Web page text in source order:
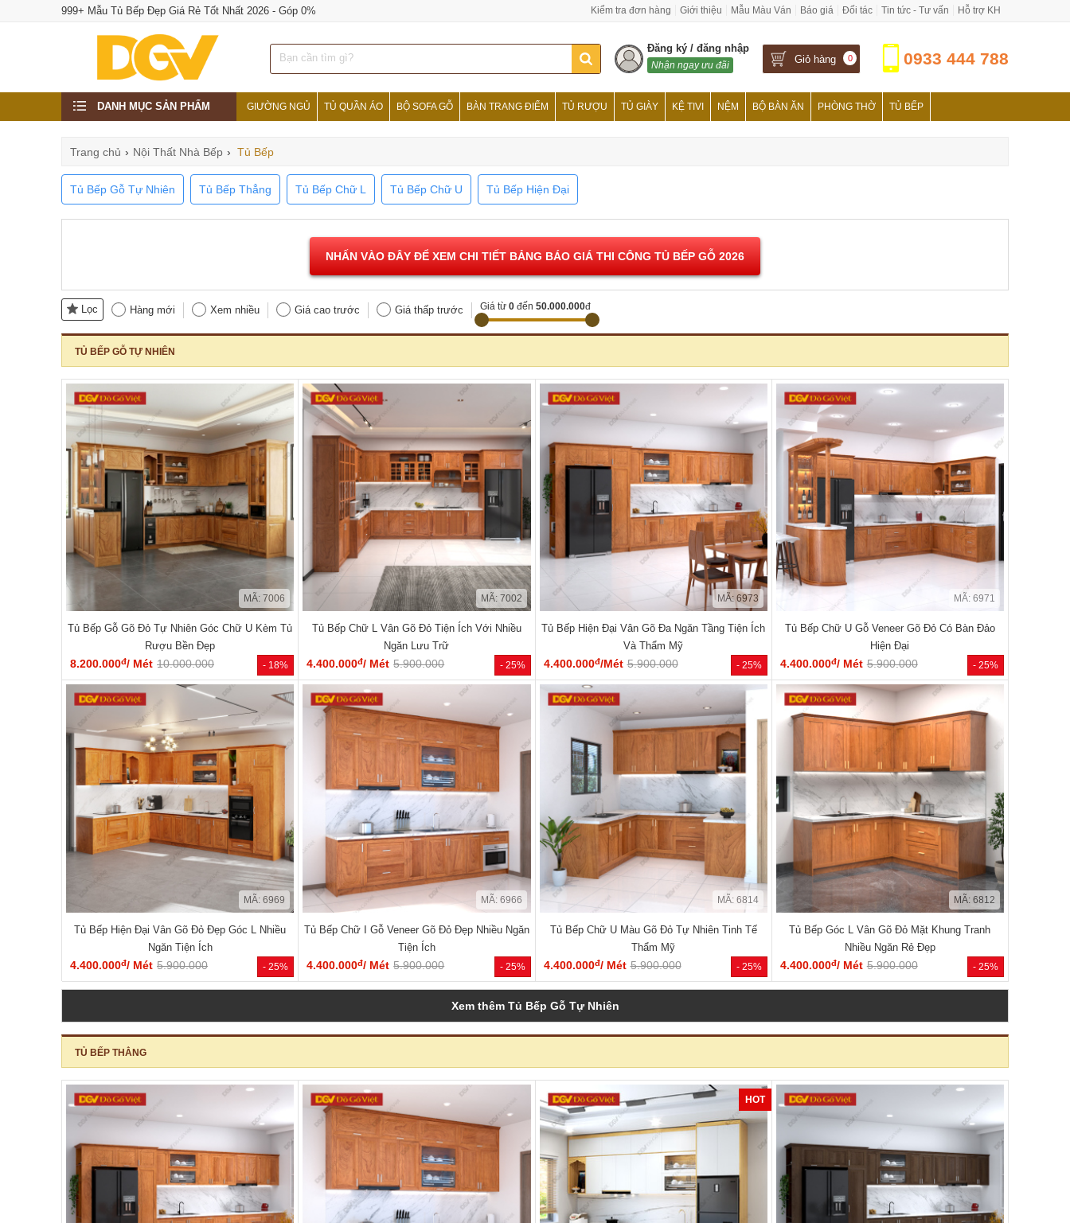
999+ Mẫu Tủ Bếp Đẹp Giá Rẻ Tốt Nhất 2026 - Góp 0% Kiểm tra đơn hàng Giới thiệu Mẫu Màu Ván Báo giá Đối tác Tin tức - Tư vấn Hỗ trợ KH
Đăng ký / đăng nhập
Nhận ngay ưu đãi Giỏ hàng 0 0933 444 788
DANH MỤC SẢN PHẨM GIƯỜNG NGỦ TỦ QUẦN ÁO BỘ SOFA GỖ BÀN TRANG ĐIỂM TỦ RƯỢU TỦ GIÀY KỆ TIVI NỆM BỘ BÀN ĂN PHÒNG THỜ TỦ BẾP
Trang chủ › Nội Thất Nhà Bếp › Tủ Bếp
Tủ Bếp Gỗ Tự Nhiên Tủ Bếp Thẳng Tủ Bếp Chữ L Tủ Bếp Chữ U Tủ Bếp Hiện Đại
NHẤN VÀO ĐÂY ĐỂ XEM CHI TIẾT BẢNG BÁO GIÁ THI CÔNG TỦ BẾP GỖ 2026
Lọc Hàng mới Xem nhiều Giá cao trước Giá thấp trước Giá từ 0 đến 50.000.000đ
TỦ BẾP GỖ TỰ NHIÊN
- 18%
MÃ: 7006
Tủ Bếp Gỗ Gõ Đỏ Tự Nhiên Góc Chữ U Kèm Tủ
Rượu Bền Đẹp
8.200.000đ/ Mét 10.000.000 - 25%
MÃ: 7002
Tủ Bếp Chữ L Vân Gõ Đỏ Tiện Ích Với Nhiều
Ngăn Lưu Trữ
4.400.000đ/ Mét 5.900.000 - 25%
MÃ: 6973
Tủ Bếp Hiện Đại Vân Gõ Đa Ngăn Tầng Tiện Ích
Và Thẩm Mỹ
4.400.000đ/Mét 5.900.000 - 25%
MÃ: 6971
Tủ Bếp Chữ U Gỗ Veneer Gõ Đỏ Có Bàn Đảo
Hiện Đại
4.400.000đ/ Mét 5.900.000
- 25%
MÃ: 6969
Tủ Bếp Hiện Đại Vân Gõ Đỏ Đẹp Góc L Nhiều
Ngăn Tiện Ích
4.400.000đ/ Mét 5.900.000 - 25%
MÃ: 6966
Tủ Bếp Chữ I Gỗ Veneer Gõ Đỏ Đẹp Nhiều Ngăn
Tiện Ích
4.400.000đ/ Mét 5.900.000 - 25%
MÃ: 6814
Tủ Bếp Chữ U Màu Gõ Đỏ Tự Nhiên Tinh Tế
Thẩm Mỹ
4.400.000đ/ Mét 5.900.000 - 25%
MÃ: 6812
Tủ Bếp Góc L Vân Gõ Đỏ Mặt Khung Tranh
Nhiều Ngăn Rẻ Đẹp
4.400.000đ/ Mét 5.900.000
Xem thêm Tủ Bếp Gỗ Tự Nhiên
TỦ BẾP THẲNG
HOT